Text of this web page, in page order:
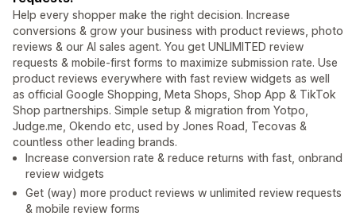
Help every shopper make the right decision. Increase
conversions & grow your business with product reviews, photo
reviews & our AI sales agent. You get UNLIMITED review
requests & mobile-first forms to maximize submission rate. Use
product reviews everywhere with fast review widgets as well
as official Google Shopping, Meta Shops, Shop App & TikTok
Shop partnerships. Simple setup & migration from Yotpo,
Judge.me, Okendo etc, used by Jones Road, Tecovas &
countless other leading brands.
Increase conversion rate & reduce returns with fast, onbrand
review widgets
Get (way) more product reviews w unlimited review requests
& mobile review forms